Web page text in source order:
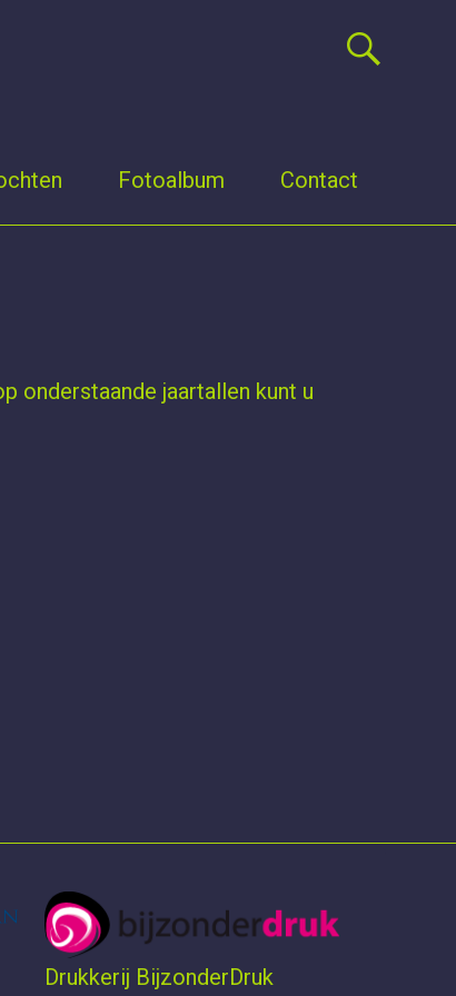
Fotoalbum Contact
onderstaande jaartallen kunt u
Drukkerij BijzonderDruk